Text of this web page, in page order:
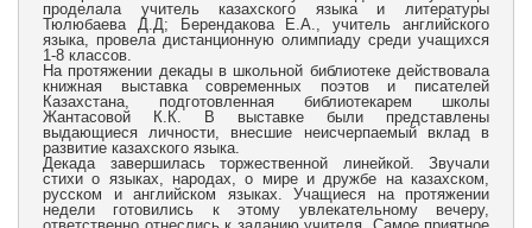
проделала учитель казахского языка и литературы
Тюлюбаева Д.Д; Берендакова Е.А., учитель английского
языка, провела дистанционную олимпиаду среди учащихся
1-8 классов.
На протяжении декады в школьной библиотеке действовала
книжная выставка современных поэтов и писателей
Казахстана, подготовленная библиотекарем школы
Жантасовой К.К. В выставке были представлены
выдающиеся личности, внесшие неисчерпаемый вклад в
развитие казахского языка.
Декада завершилась торжественной линейкой. Звучали
стихи о языках, народах, о мире и дружбе на казахском,
русском и английском языках. Учащиеся на протяжении
недели готовились к этому увлекательному вечеру,